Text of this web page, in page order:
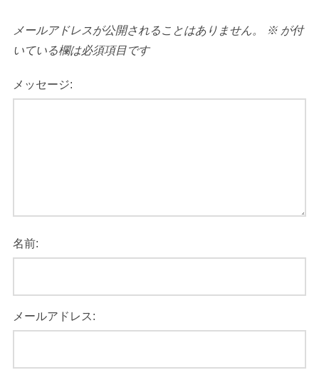
メールアドレスが公開されることはありません。 ※が付
いている欄は必須項目です
メッセージ:
名前:
メールアドレス: